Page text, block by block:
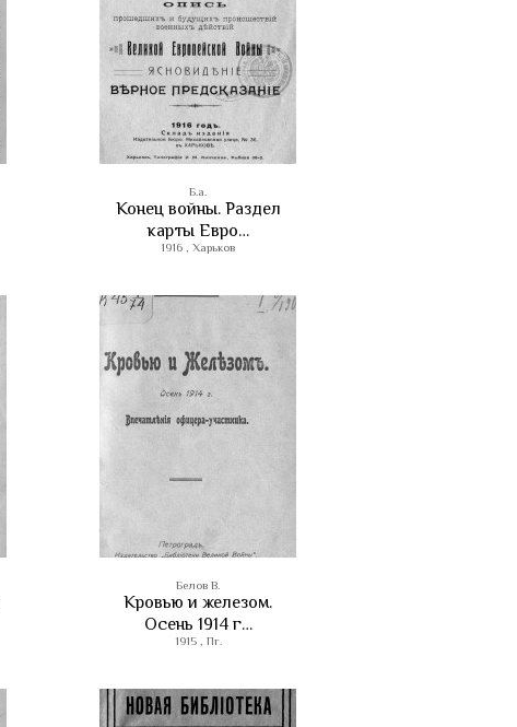
Б.а.
Конец войны. Раздел
карты Евро…
1916 , Харьков
Белов В.
Кровью и железом.
Осень 1914 г…
1915 , Пг.